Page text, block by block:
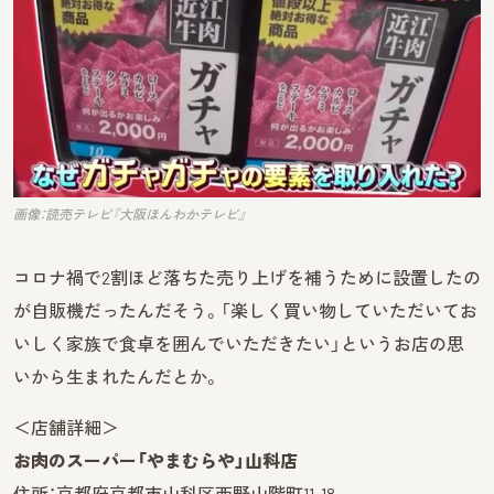
画像：読売テレビ『大阪ほんわかテレビ』
コロナ禍で2割ほど落ちた売り上げを補うために設置したの
が自販機だったんだそう。「楽しく買い物していただいてお
いしく家族で食卓を囲んでいただきたい」というお店の思
いから生まれたんだとか。
＜店舗詳細＞
お肉のスーパー「やまむらや」山科店